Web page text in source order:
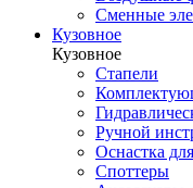
Сменные
Кузовное
Кузовное
Стапели
Ручной
Оснастка
Споттеры